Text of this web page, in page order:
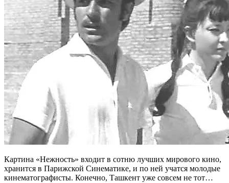
Картина «Нежность» входит в сотню лучших мирового кино,
хранится в Парижской Синематике, и по ней учатся молодые
кинематографисты. Конечно, Ташкент уже совсем не тот…